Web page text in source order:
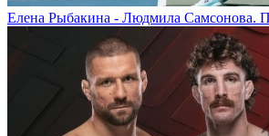
Елена Рыбакина - Людмила Самсонова.